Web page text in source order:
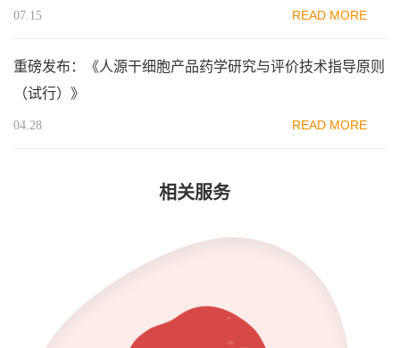
07.15 READ MORE
重磅发布：《人源干细胞产品药学研究与评价技术指导原则
（试行）》
04.28 READ MORE
相关服务